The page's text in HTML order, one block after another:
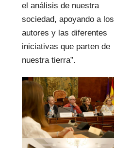
el análisis de nuestra
sociedad, apoyando a los
autores y las diferentes
iniciativas que parten de
nuestra tierra”.